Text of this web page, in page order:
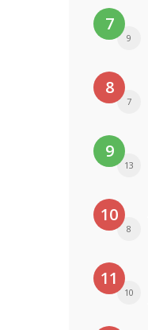
7
9
8
7
9
13
10
8
11
10